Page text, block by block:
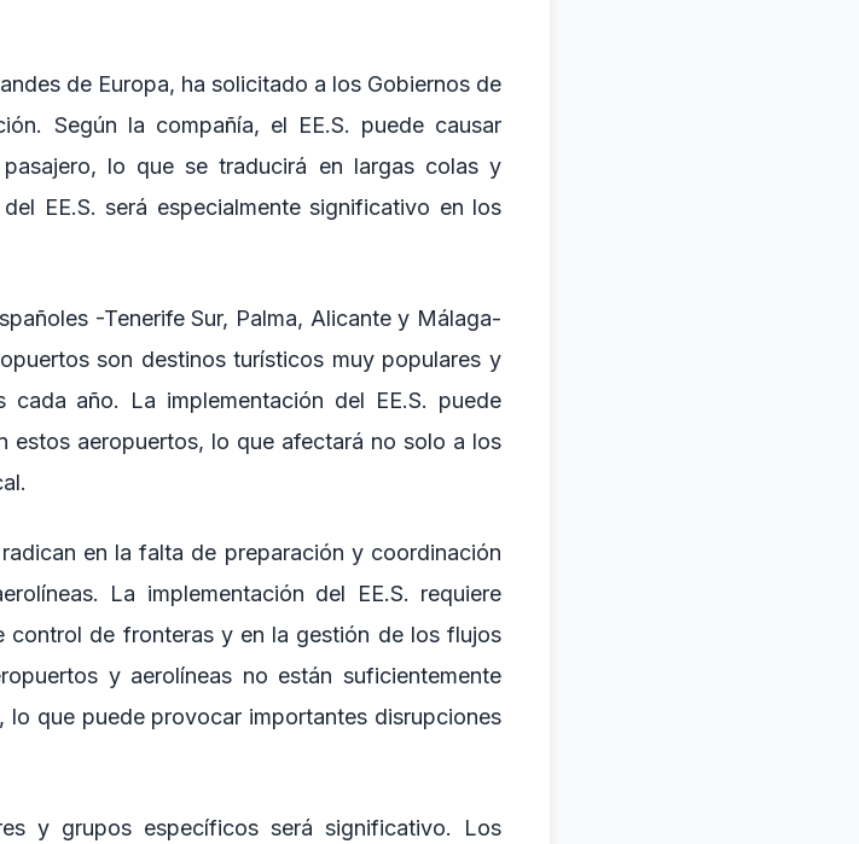
de Europa, ha solicitado a los Gobiernos de
Según la compañía, el EE.S. puede causar
lo que se traducirá en largas colas y
EE.S. será especialmente significativo en los
-Tenerife Sur, Palma, Alicante y Málaga-
son destinos turísticos muy populares y
cada año. La implementación del EE.S. puede
estos aeropuertos, lo que afectará no solo a los
en la falta de preparación y coordinación
La implementación del EE.S. requiere
control de fronteras y en la gestión de los flujos
y aerolíneas no están suficientemente
que puede provocar importantes disrupciones
y grupos específicos será significativo. Los